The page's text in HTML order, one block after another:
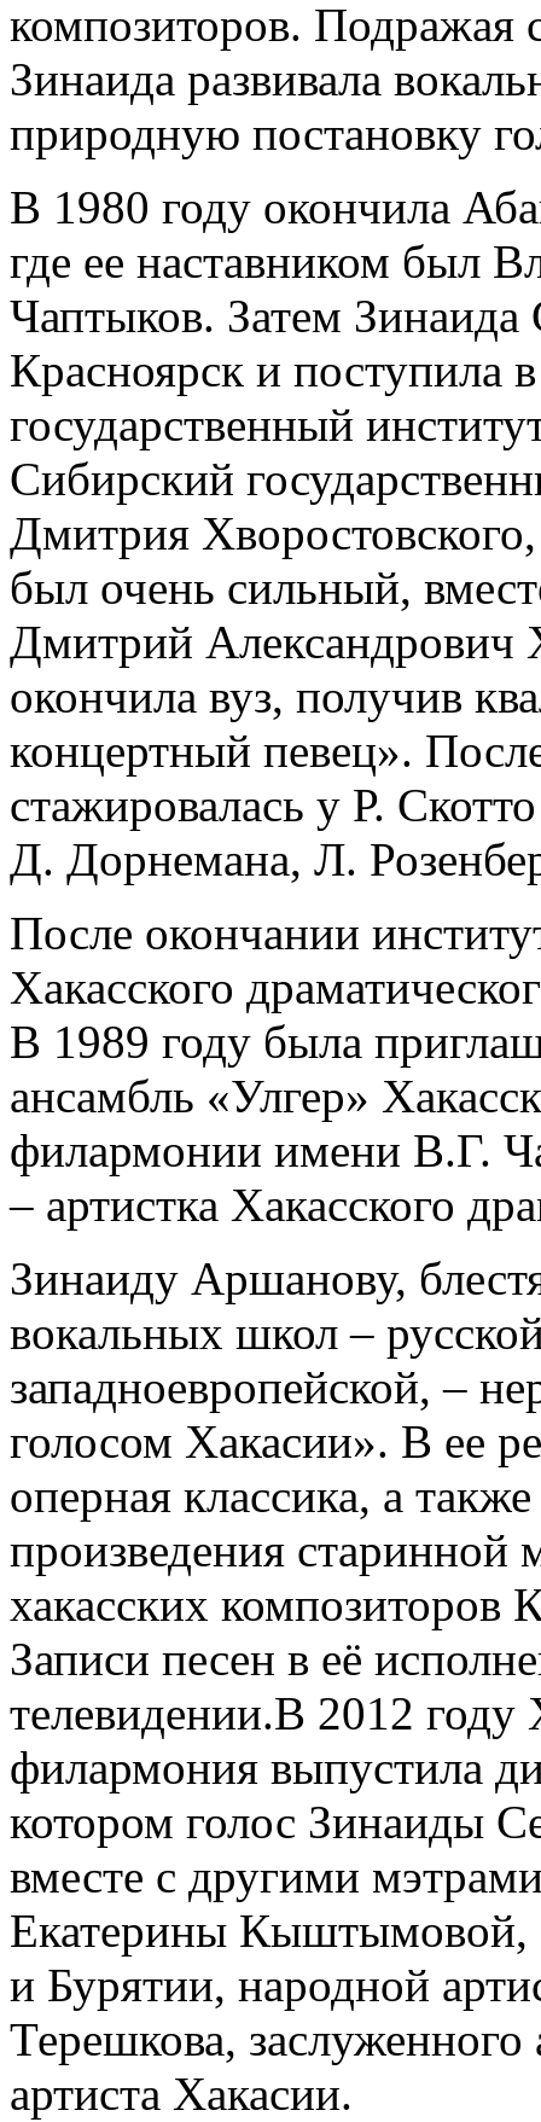
композиторов. Подражая
Зинаида развивала
природную постановку
В 1980 году окончила
где ее наставником был
Чаптыков. Затем Зинаида
Красноярск и поступила
государственный
Сибирский
Дмитрия
был очень сильный,
Дмитрий Александрович
окончила вуз, получив
концертный певец».
стажировалась у Р.
Д. Дорнемана, Л.
После окончании
Хакасского
В 1989 году была
ансамбль «Улгер»
филармонии имени В.Г.
– артистка Хакасского
Зинаиду Аршанову,
вокальных школ –
западноевропейской, –
голосом Хакасии». В ее
оперная классика, а
произведения старинной
хакасских композиторов
Записи песен в её
телевидении.В 2012 году
филармония выпустила
котором голос Зинаиды
вместе с другими
Екатерины Кыштымовой,
и Бурятии, народной
Терешкова, заслуженного
артиста Хакасии.